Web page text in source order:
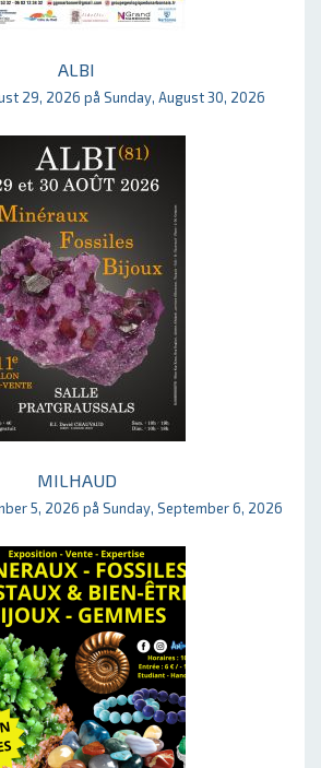
ALBI
29, 2026 på Sunday, August 30, 2026
MILHAUD
5, 2026 på Sunday, September 6, 2026